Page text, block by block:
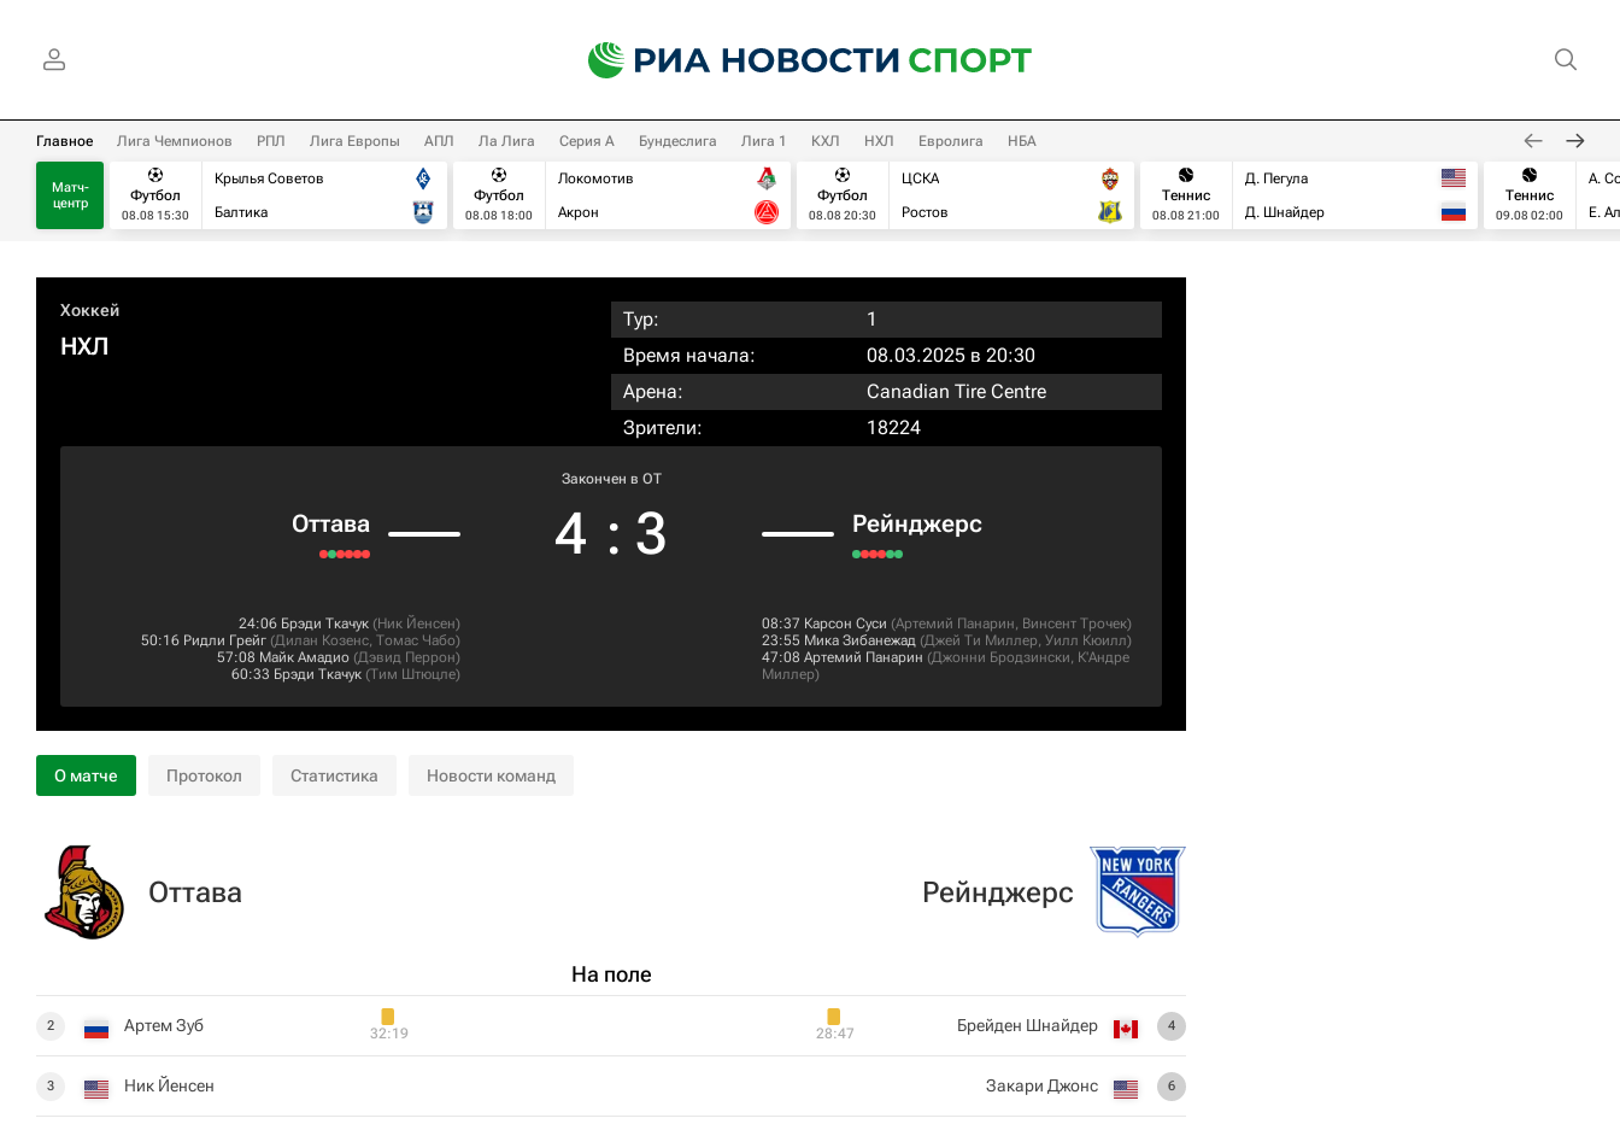
Главное Лига Чемпионов РПЛ Лига Европы АПЛ Ла Лига Серия А Бундеслига Лига 1 КХЛ НХЛ Евролига НБА
Матч-
центр
Футбол
08.08 15:30
Крылья Советов
Балтика
Футбол
08.08 18:00
Локомотив
Акрон
Футбол
08.08 20:30
ЦСКА
Ростов
Теннис
08.08 21:00
Д. Пегула
Д. Шнайдер
Теннис
09.08 02:00
А.
Е.
Хоккей
НХЛ
Тур:
1
Время начала:
08.03.2025 в 20:30
Арена:
Canadian Tire Centre
Зрители:
18224
Оттава
Закончен в OT
4 : 3 Рейнджерс
24:06 Брэди Ткачук (Ник Йенсен)
50:16 Ридли Грейг (Дилан Козенс, Томас Чабо)
57:08 Майк Амадио (Дэвид Перрон)
60:33 Брэди Ткачук (Тим Штюцле)
08:37 Карсон Суси (Артемий Панарин, Винсент Трочек)
23:55 Мика Зибанежад (Джей Ти Миллер, Уилл Кюилл)
47:08 Артемий Панарин (Джонни Бродзински, К'Андре
Миллер)
О матче Протокол Статистика Новости команд
Оттава
На поле
2 Артем Зуб 32:19
3 Ник Йенсен
Рейнджерс
4
Брейден Шнайдер
28:47
6
Закари Джонс